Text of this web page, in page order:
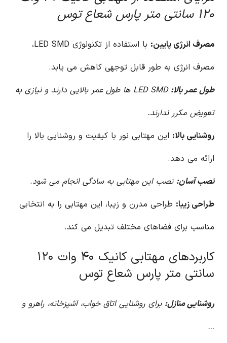
۱۲۰ سانتی متر پارس شعاع توس
مصرف انرژی پایین:
با استفاده از تکنولوژی LED SMD،
مصرف انرژی به طور قابل توجهی کاهش می یابد.
طول عمر بالا:
LED SMD ها طول عمر بالایی دارند و نیازی به
تعویض مکرر ندارند.
روشنایی بالا: این مهتابی نور با کیفیت و روشنایی بالا را
ارائه می دهد.
نصب آسان: نصب این مهتابی به سادگی انجام می شود.
طراحی زیبا: طراحی مدرن و زیبا، این مهتابی را به انتخابی
مناسب برای فضاهای مختلف تبدیل می کند.
کاربردهای مهتابی کانیک ۴۰ وات ۱۲۰
سانتی متر پارس شعاع توس
روشنایی منازل: برای روشنایی اتاق خواب، آشپزخانه، راهرو و
…